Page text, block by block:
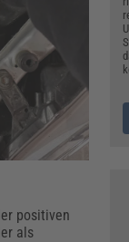
& Haustechnik
&
(AKADEMIE
positiven
als